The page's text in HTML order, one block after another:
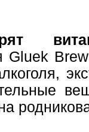
Gluek